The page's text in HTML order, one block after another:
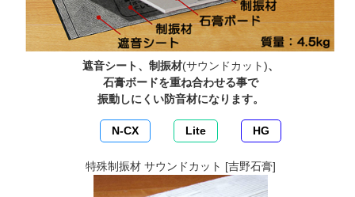
遮音シート、制振材(サウンドカット)、
石膏ボードを重ね合わせる事で
振動しにくい防音材になります。
N-CX Lite HG
特殊制振材 サウンドカット [吉野石膏]